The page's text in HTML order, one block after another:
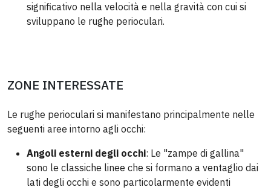
ZONE INTERESSATE
Le rughe perioculari si manifestano principalmente nelle
seguenti aree intorno agli occhi:
Angoli esterni degli occhi: Le "zampe di gallina"
sono le classiche linee che si formano a ventaglio dai
lati degli occhi e sono particolarmente evidenti
significativo nella velocità e nella gravità con cui si
sviluppano le rughe perioculari.